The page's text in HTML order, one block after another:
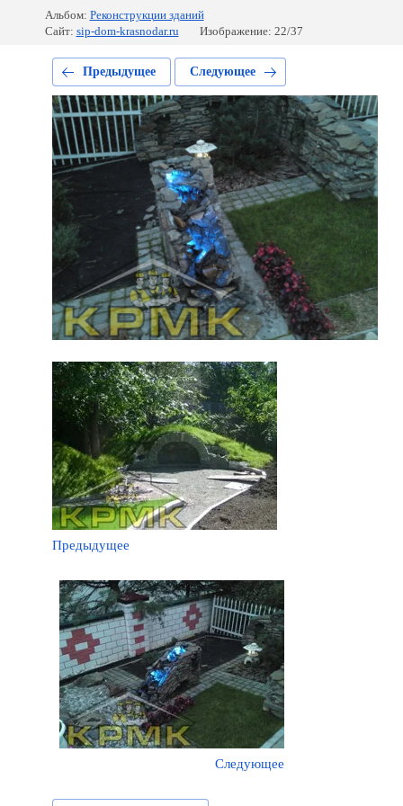
Альбом: Реконструкции зданий
Сайт: sip-dom-krasnodar.ru Изображение: 22/37
Предыдущее Следующее
Предыдущее
Следующее